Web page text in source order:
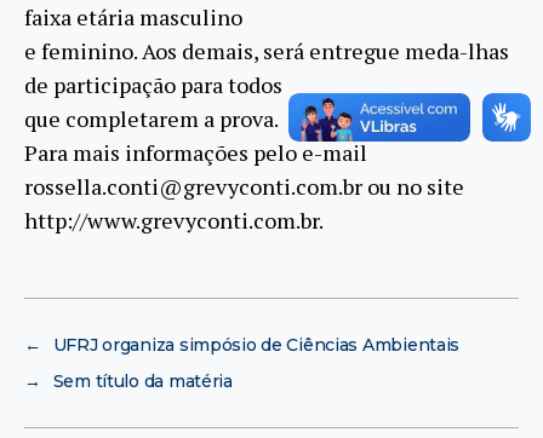
faixa etária masculino
e feminino. Aos demais, será entregue meda-lhas
de participação para todos
que completarem a prova.
Para mais informações pelo e-mail
rossella.conti@grevyconti.com.br ou no site
http://www.grevyconti.com.br.
←
UFRJ organiza simpósio de Ciências Ambientais
→
Sem título da matéria